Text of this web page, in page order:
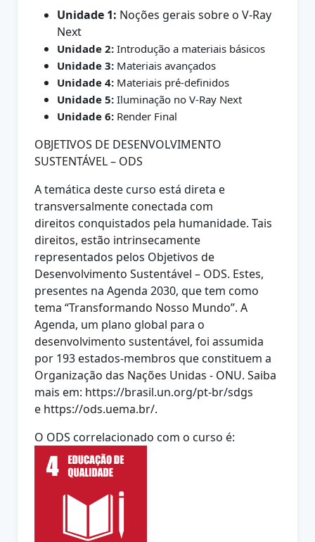
Unidade 1: Noções gerais sobre o V-Ray
Next
Unidade 2:Introdução a materiais básicos
Unidade 3: Materiais avançados
Unidade 4: Materiais pré-definidos
Unidade 5:Iluminação no V-Ray Next
Unidade 6: Render Final
OBJETIVOS DE DESENVOLVIMENTO
SUSTENTÁVEL – ODS
A temática deste curso está direta e
transversalmente conectada com
direitos conquistados pela humanidade. Tais
direitos, estão intrinsecamente
representados pelos Objetivos de
Desenvolvimento Sustentável – ODS. Estes,
presentes na Agenda 2030, que tem como
tema “Transformando Nosso Mundo”. A
Agenda, um plano global para o
desenvolvimento sustentável, foiassumida
por 193 estados-membros que constituem a
Organização das Nações Unidas - ONU. Saiba
mais em: https://brasil.un.org/pt-br/sdgs
e https://ods.uema.br/.
O ODS correlacionado com o curso é: